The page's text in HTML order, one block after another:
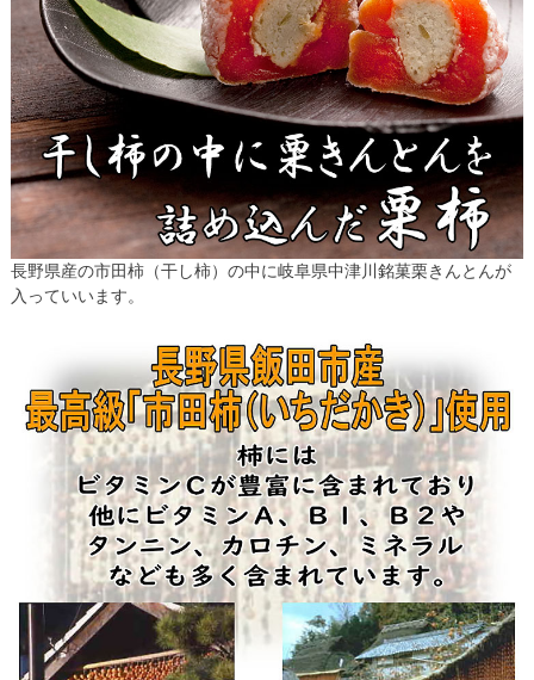
長野県産の市田柿（干し柿）の中に岐阜県中津川銘菓栗きんとんが
入っていいます。